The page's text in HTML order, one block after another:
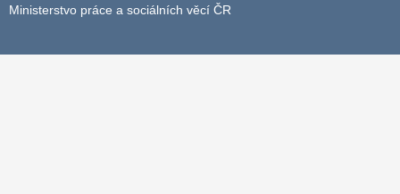
Ministerstvo práce a sociálních věcí ČR